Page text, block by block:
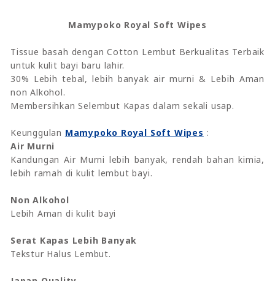
Mamypoko Royal Soft Wipes
Tissue basah dengan Cotton Lembut Berkualitas Terbaik
untuk kulit bayi baru lahir.
30% Lebih tebal, lebih banyak air murni & Lebih Aman
non Alkohol.
Membersihkan Selembut Kapas dalam sekali usap.
Keunggulan Mamypoko Royal Soft Wipes :
Air Murni
Kandungan Air Murni lebih banyak, rendah bahan kimia,
lebih ramah di kulit lembut bayi.
Non Alkohol
Lebih Aman di kulit bayi
Serat Kapas Lebih Banyak
Tekstur Halus Lembut.